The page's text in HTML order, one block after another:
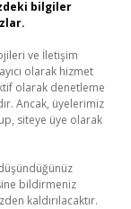
bilgiler
ve İletişim
olarak hizmet
olarak denetleme
Ancak, üyelerimiz
siteye üye olarak
bildirmeniz
kaldırılacaktır.